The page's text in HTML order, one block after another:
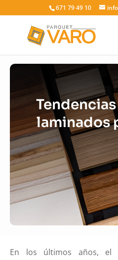
671 79 49 10
laminados
En los últimos años, el